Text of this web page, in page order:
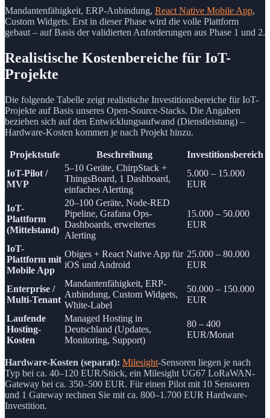
Mandantenfähigkeit, ERP-Anbindung, React Native Mobile App,
Custom Widgets. Erst in dieser Phase wird die volle Plattform
gebaut – auf Basis der validierten Anforderungen aus Phase 1 und 2.
Realistische Kostenbereiche für IoT-
Projekte
Die folgende Tabelle zeigt realistische Investitionsbereiche für IoT-
Projekte auf Basis unseres Open-Source-Stacks. Die Angaben
beziehen sich auf den Entwicklungsaufwand (Dienstleistung) –
Hardware-Kosten kommen je nach Projekt hinzu.
Projektstufe Beschreibung
Investitionsbereich
IoT-Pilot /
MVP
5–10 Geräte, ChirpStack +
ThingsBoard, 1 Dashboard,
einfaches Alerting
5.000 – 15.000
EUR
IoT-
Plattform
(Mittelstand)
20–100 Geräte, Node-RED
Pipeline, Grafana Ops-
Dashboards, erweitertes
Alerting
15.000 – 50.000
EUR
IoT-
Plattform mit
Mobile App
Obiges + React Native App für
iOS und Android
25.000 – 80.000
EUR
Enterprise /
Multi-Tenant
Mandantenfähigkeit, ERP-
Anbindung, Custom Widgets,
White-Label
50.000 – 150.000
EUR
Laufende
Hosting-
Kosten
Managed Hosting in
Deutschland (Updates,
Monitoring, Support)
80 – 400
EUR/Monat
Hardware-Kosten (separat): Milesight-Sensoren liegen je nach
Typ bei ca. 40–120 EUR/Stück, ein Milesight UG67 LoRaWAN-
Gateway bei ca. 350–500 EUR. Für einen Pilot mit 10 Sensoren
und 1 Gateway rechnen Sie mit ca. 800–1.700 EUR Hardware-
Investition.